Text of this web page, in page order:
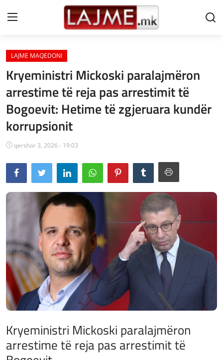
Shtëpi
LAJME MAQEDONI
SHQIPERI
KOSOVA
LAJME NGA BOTA
SHOWBIZ
SPORT
SHENDETI
JETA
Gallery
Shqip
LAJME MAQEDONI
Kryeministri Mickoski paralajmëron
arrestime të reja pas arrestimit të
Bogoevit: Hetime të zgjeruara kundër
korrupsionit
qershor 3, 2026 - 19:03
Kryeministri Mickoski paralajmëron
arrestime të reja pas arrestimit të